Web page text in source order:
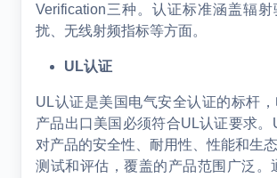
Verification三种。认证标准涵盖辐
扰、无线射频指标等方面。
UL认证
UL认证是美国电气安全认证的标杆
产品出口美国必须符合UL认证要求。
对产品的安全性、耐用性、性能和生
测试和评估，覆盖的产品范围广泛。